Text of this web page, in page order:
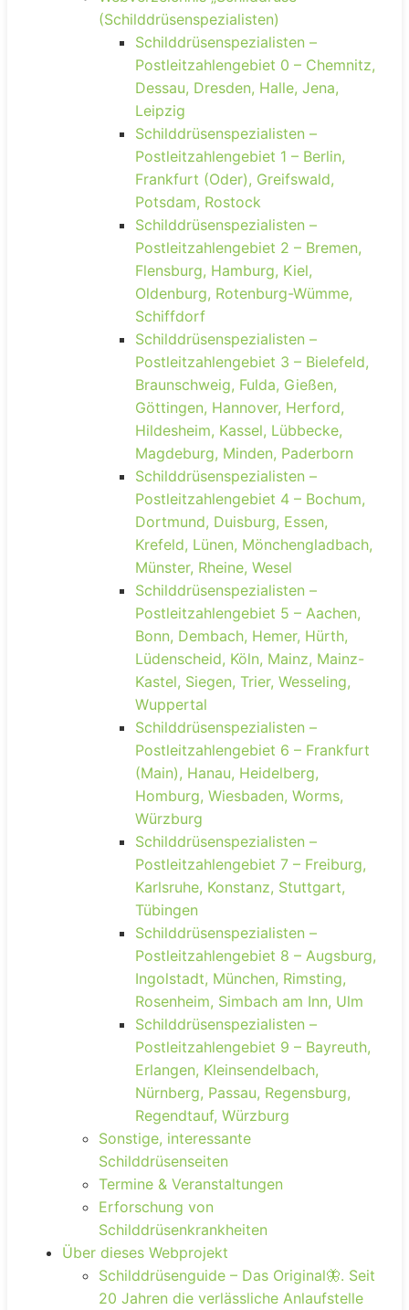
(Schilddrüsenspezialisten)
Schilddrüsenspezialisten –
Postleitzahlengebiet 0 – Chemnitz,
Dessau, Dresden, Halle, Jena,
Leipzig
Schilddrüsenspezialisten –
Postleitzahlengebiet 1 – Berlin,
Frankfurt (Oder), Greifswald,
Potsdam, Rostock
Schilddrüsenspezialisten –
Postleitzahlengebiet 2 – Bremen,
Flensburg, Hamburg, Kiel,
Oldenburg, Rotenburg-Wümme,
Schiffdorf
Schilddrüsenspezialisten –
Postleitzahlengebiet 3 – Bielefeld,
Braunschweig, Fulda, Gießen,
Göttingen, Hannover, Herford,
Hildesheim, Kassel, Lübbecke,
Magdeburg, Minden, Paderborn
Schilddrüsenspezialisten –
Postleitzahlengebiet 4 – Bochum,
Dortmund, Duisburg, Essen,
Krefeld, Lünen, Mönchengladbach,
Münster, Rheine, Wesel
Schilddrüsenspezialisten –
Postleitzahlengebiet 5 – Aachen,
Bonn, Dembach, Hemer, Hürth,
Lüdenscheid, Köln, Mainz, Mainz-
Kastel, Siegen, Trier, Wesseling,
Wuppertal
Schilddrüsenspezialisten –
Postleitzahlengebiet 6 – Frankfurt
(Main), Hanau, Heidelberg,
Homburg, Wiesbaden, Worms,
Würzburg
Schilddrüsenspezialisten –
Postleitzahlengebiet 7 – Freiburg,
Karlsruhe, Konstanz, Stuttgart,
Tübingen
Schilddrüsenspezialisten –
Postleitzahlengebiet 8 – Augsburg,
Ingolstadt, München, Rimsting,
Rosenheim, Simbach am Inn, Ulm
Schilddrüsenspezialisten –
Postleitzahlengebiet 9 – Bayreuth,
Erlangen, Kleinsendelbach,
Nürnberg, Passau, Regensburg,
Regendtauf, Würzburg
Sonstige, interessante
Schilddrüsenseiten
Termine & Veranstaltungen
Erforschung von
Schilddrüsenkrankheiten
Über dieses Webprojekt
Schilddrüsenguide – Das Original🦋. Seit
20 Jahren die verlässliche Anlaufstelle